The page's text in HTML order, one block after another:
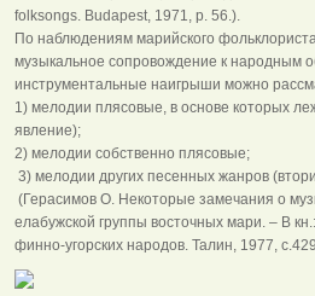
folksongs. Budapest, 1971, p. 56.).
По наблюдениям марийского
музыкальное сопровождение к народным
инструментальные наигрыши можно
1) мелодии плясовые, в основе которых
явление);
2) мелодии собственно плясовые;
3) мелодии других песенных жанров
(Герасимов О. Некоторые замечания о
елабужской группы восточных мари. – В
финно-угорских народов. Талин, 1977,